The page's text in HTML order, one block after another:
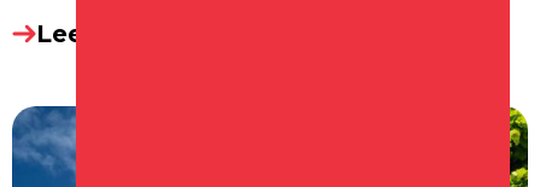
Lees meer